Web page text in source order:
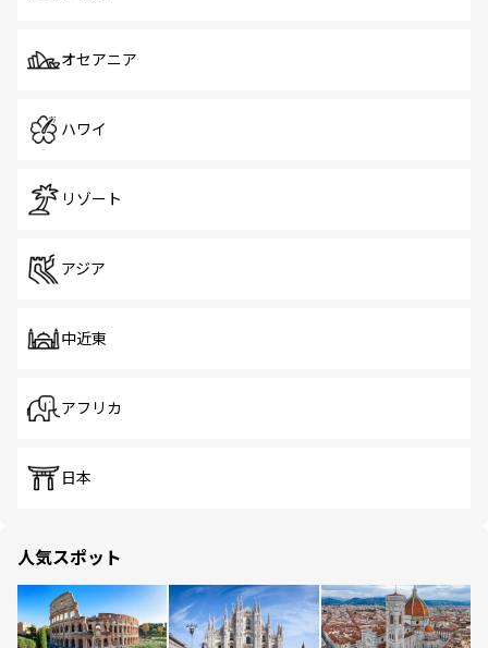
オセアニア
ハワイ
リゾート
アジア
中近東
アフリカ
日本
人気スポット